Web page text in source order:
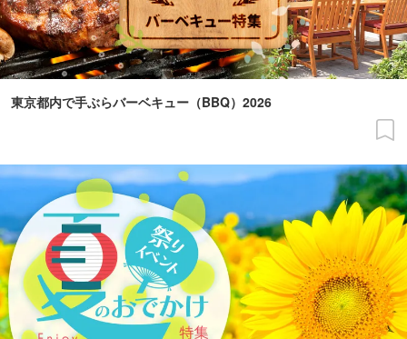
東京都内で手ぶらバーベキュー（BBQ）2026